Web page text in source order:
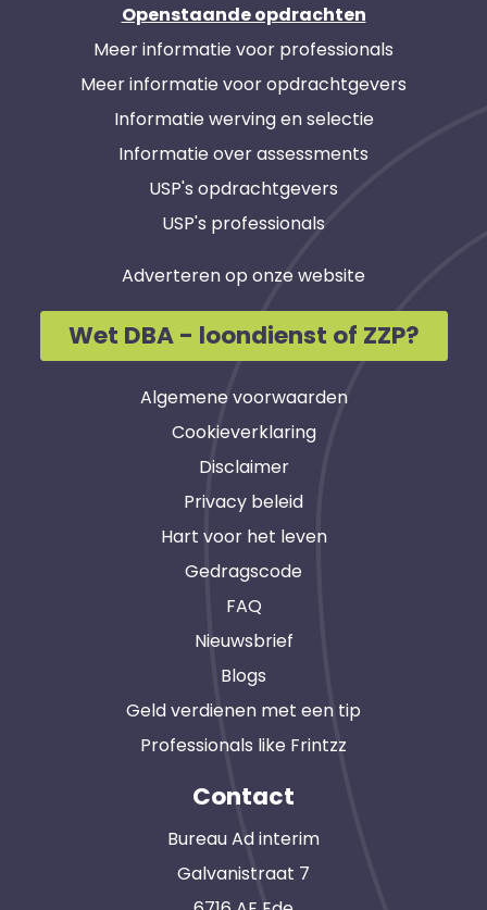
Openstaande opdrachten
Meer informatie voor professionals
Meer informatie voor opdrachtgevers
Informatie werving en selectie
Informatie over assessments
USP's opdrachtgevers
USP's professionals
Adverteren op onze website
Wet DBA - loondienst of ZZP?
Algemene voorwaarden
Cookieverklaring
Disclaimer
Privacy beleid
Hart voor het leven
Gedragscode
FAQ
Nieuwsbrief
Blogs
Geld verdienen met een tip
Professionals like Frintzz
Contact
Bureau Ad interim
Galvanistraat 7